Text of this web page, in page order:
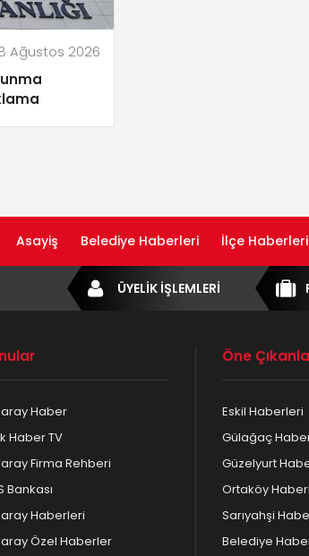
Ağustos 2026
Asayiş Belediye Haberleri İlçe Haberleri
ÜYELİK İŞLEMLERİ
Haber
Haber TV
Firma Rehberi
Bankası
Haberleri
Özel Haberler
Öne
Eskil Haberleri
Gülağaç
Güzelyurt
Ortaköy
Sarıyahşi
Belediye